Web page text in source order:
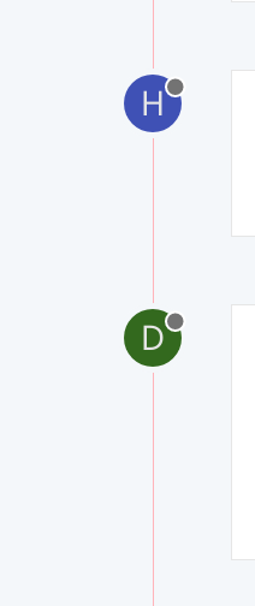
H
D